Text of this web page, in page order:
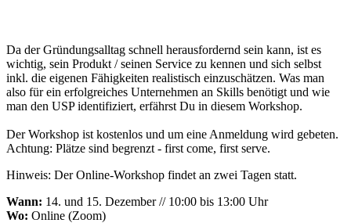
Da der Gründungsalltag schnell herausfordernd sein kann, ist es
wichtig, sein Produkt / seinen Service zu kennen und sich selbst
inkl. die eigenen Fähigkeiten realistisch einzuschätzen. Was man
also für ein erfolgreiches Unternehmen an Skills benötigt und wie
man den USP identifiziert, erfährst Du in diesem Workshop.
Der Workshop ist kostenlos und um eine Anmeldung wird gebeten.
Achtung: Plätze sind begrenzt - first come, first serve.
Hinweis: Der Online-Workshop findet an zwei Tagen statt.
Wann: 14. und 15. Dezember // 10:00 bis 13:00 Uhr
Wo: Online (Zoom)